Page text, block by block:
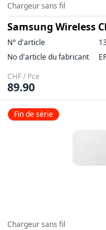
Chargeur sans fil
Samsung Wireless
N° d'article
No d'article du fabricant
CHF / Pce
89.90
Fin de série
Chargeur sans fil